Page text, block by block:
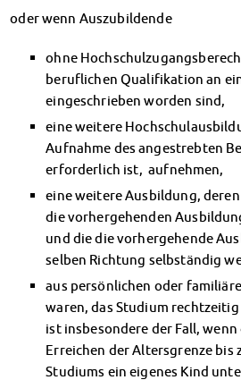
Sozialberatung
Rückerstattung Semesterbeitrag
PsychoSoziale Beratung
Kursangebote
Anmeldung
Rechtsberatung
Chatberatung
FAQs Soziales & Beratung
Dokumente
AnsprechpartnerInnen
Kultur & Internationales
Beratung für Internationals
Wohnen für Internationals
IKUS und InterKultiTreff
Kulturförderung
KreativWorkshops
oder wenn Auszubildende
ohne
beruflichen Qualifikation an
eingeschrieben worden sind,
eine weitere
Aufnahme des angestrebten
erforderlich ist, aufnehmen,
eine weitere Ausbildung,
die vorhergehenden
und die die vorhergehende
selben Richtung selbständig
aus persönlichen oder
waren, das Studium
ist insbesondere der Fall,
Erreichen der Altersgrenze bis
Studiums ein eigenes Kind